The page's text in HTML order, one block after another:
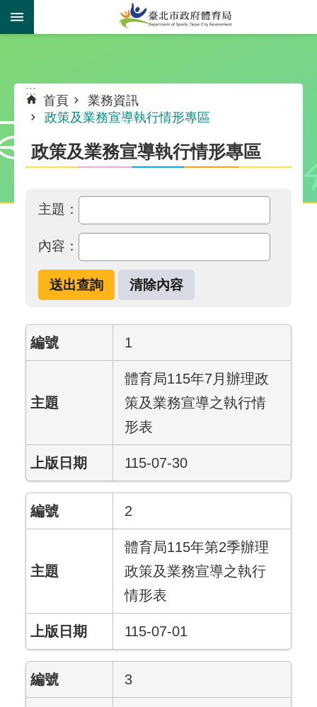
跳到主要內容區塊
:::
首頁
業務資訊
政策及業務宣導執行情形專區
政策及業務宣導執行情形專區
主題：
內容：
1
體育局115年7月辦理政
策及業務宣導之執行情
形表
115-07-30
2
體育局115年第2季辦理
政策及業務宣導之執行
情形表
115-07-01
3